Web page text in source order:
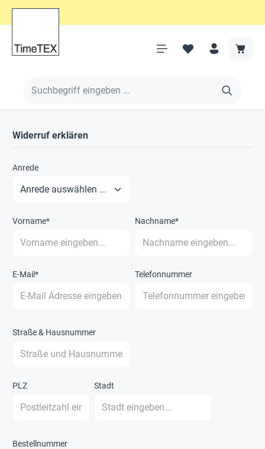
Widerruf erklären
Anrede
Vorname* Nachname*
E-Mail* Telefonnummer
Straße & Hausnummer
PLZ Stadt
Bestellnummer